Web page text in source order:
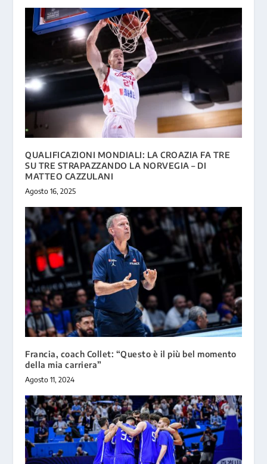
QUALIFICAZIONI MONDIALI: LA CROAZIA FA TRE
SU TRE STRAPAZZANDO LA NORVEGIA – DI
MATTEO CAZZULANI
Agosto 16, 2025
Francia, coach Collet: “Questo è il più bel momento
della mia carriera”
Agosto 11, 2024